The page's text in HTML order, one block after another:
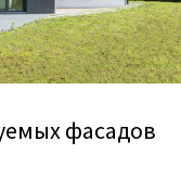
фасадов